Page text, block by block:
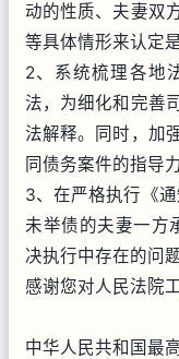
动的性质、夫妻双
等具体情形来认定
2、系统梳理各地
法，为细化和完善
法解释。同时，加
同债务案件的指导
3、在严格执行《
未举债的夫妻一方
决执行中存在的问题
感谢您对人民法院
中华人民共和国最